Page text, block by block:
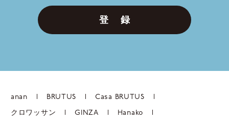
登 録
anan BRUTUS Casa BRUTUS
クロワッサン GINZA Hanako